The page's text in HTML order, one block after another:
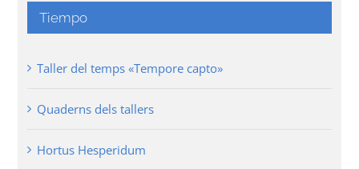
Tiempo
Taller del temps «Tempore capto»
Quaderns dels tallers
Hortus Hesperidum